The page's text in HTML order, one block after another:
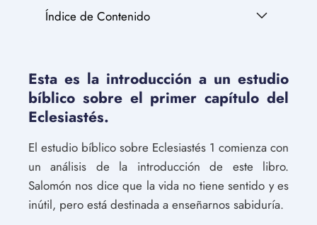
Índice de Contenido
Esta es la introducción a un estudio
bíblico sobre el primer capítulo del
Eclesiastés.
El estudio bíblico sobre Eclesiastés 1 comienza con
un análisis de la introducción de este libro.
Salomón nos dice que la vida no tiene sentido y es
inútil, pero está destinada a enseñarnos sabiduría.